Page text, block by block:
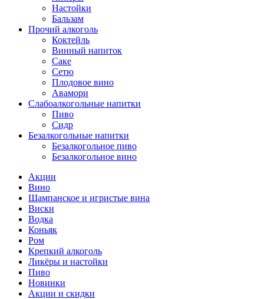
Настойки
Бальзам
Прочий алкоголь
Коктейль
Винный напиток
Саке
Сетю
Плодовое вино
Авамори
Слабоалкогольные напитки
Пиво
Сидр
Безалкогольные напитки
Безалкогольное пиво
Безалкогольное вино
Акции
Вино
Шампанское и игристые вина
Виски
Водка
Коньяк
Ром
Крепкий алкоголь
Ликёры и настойки
Пиво
Новинки
Акции и скидки